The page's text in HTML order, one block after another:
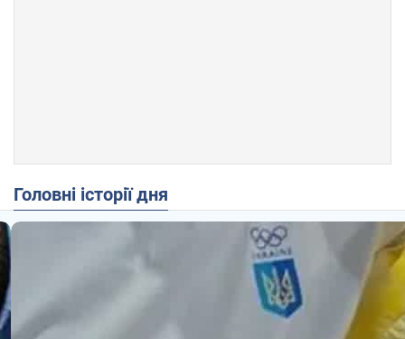
Головні історії дня